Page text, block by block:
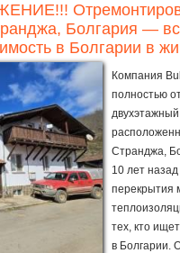
Болгария —
в Болгарии в
Компания
полностью
Странджа,
10 лет
перекрытия
тех, кто
в Болгарии.